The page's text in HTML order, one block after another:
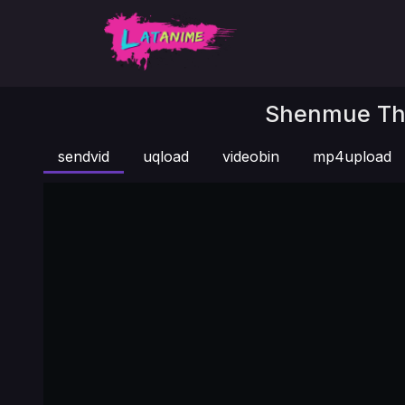
Shenmue
sendvid uqload videobin mp4upload